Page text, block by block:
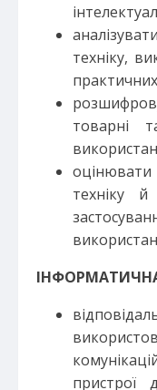
техніку,
товарні
техніку й
пристрої